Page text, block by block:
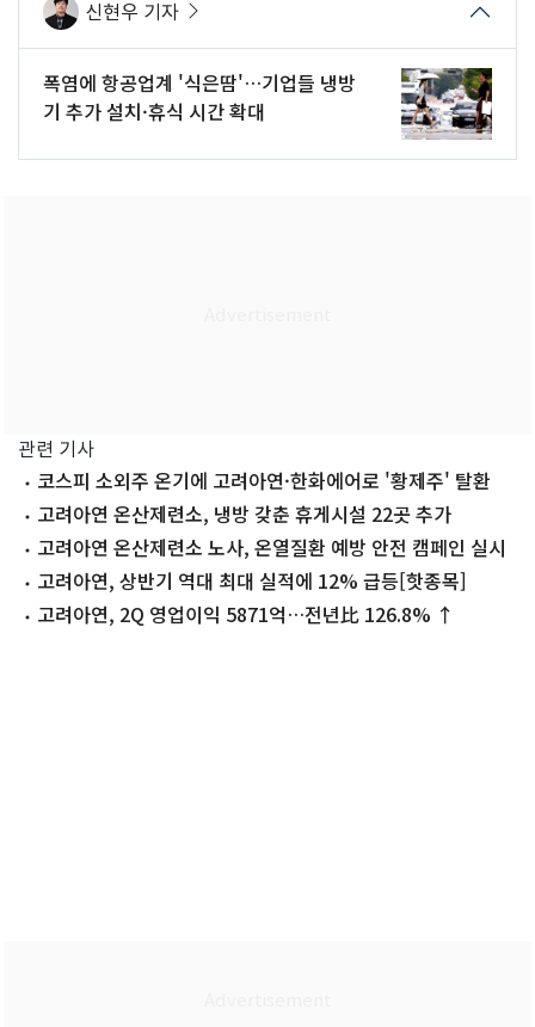
신현우 기자
폭염에 항공업계 '식은땀'…기업들 냉방
기 추가 설치·휴식 시간 확대
관련 기사
코스피 소외주 온기에 고려아연·한화에어로 '황제주' 탈환
고려아연 온산제련소, 냉방 갖춘 휴게시설 22곳 추가
고려아연 온산제련소 노사, 온열질환 예방 안전 캠페인 실시
고려아연, 상반기 역대 최대 실적에 12% 급등[핫종목]
고려아연, 2Q 영업이익 5871억…전년比 126.8% ↑